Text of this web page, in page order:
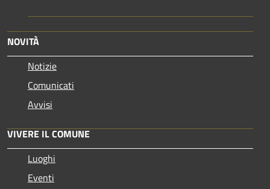
NOVITÀ
Notizie
Comunicati
Avvisi
VIVERE IL COMUNE
Luoghi
Eventi